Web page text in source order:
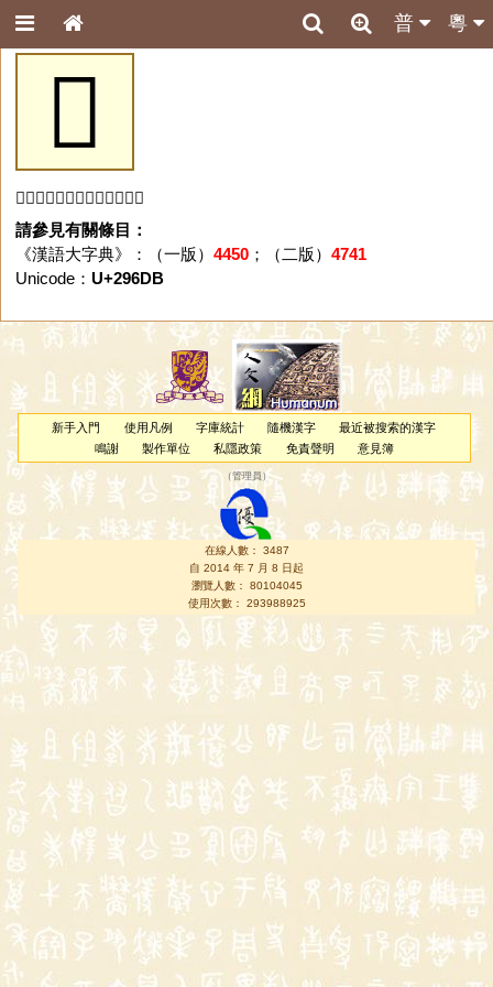
粵
普
𩛛
「𩛛」字未收錄於本資料庫。
請參見有關條目：
《漢語大字典》：（一版） 4450；（二版） 4741
Unicode： U+296DB
新手入門 使用凡例 字庫統計 隨機漢字
最近被搜索的漢字
鳴謝
製作單位 私隱政策 免責聲明 意見簿
（管理員 ）
在線人數： 3487
自 2014 年 7 月 8 日起
瀏覽人數： 80104045
使用次數： 293988925